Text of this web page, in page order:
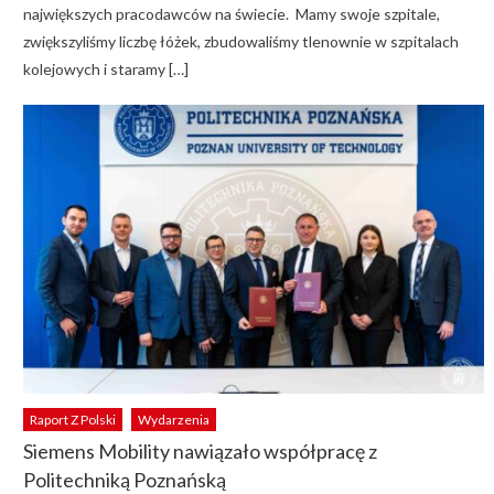
największych pracodawców na świecie. Mamy swoje szpitale,
zwiększyliśmy liczbę łóżek, zbudowaliśmy tlenownie w szpitalach
kolejowych i staramy […]
Raport Z Polski Wydarzenia
Siemens Mobility nawiązało współpracę z
Politechniką Poznańską